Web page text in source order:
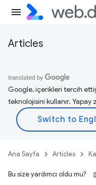
Articles
Google, içerikleri tercih
teknolojisini kullanır.
Ana Sayfa Articles
Bu size yardımcı oldu mu?